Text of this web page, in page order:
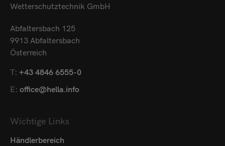
Wetterschutztechnik GmbH
Abfaltersbach 125
9913 Abfaltersbach
Österreich
T: +43 4846 6555-0
E: office@hella.info
Wichtige Links
Händlerbereich